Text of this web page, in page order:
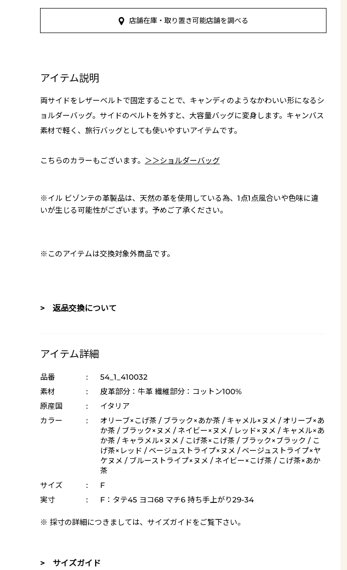
店舗在庫・取り置き可能店舗を調べる
アイテム説明
両サイドをレザーベルトで固定することで、キャンディのようなかわいい形になるシ
ョルダーバッグ。サイドのベルトを外すと、大容量バッグに変身します。キャンバス
素材で軽く、旅行バッグとしても使いやすいアイテムです。
こちらのカラーもございます。 ＞＞ショルダーバッグ
※イル ビゾンテの革製品は、天然の革を使用している為、1点1点風合いや色味に違
いが生じる可能性がございます。予めご了承ください。
※このアイテムは交換対象外商品です。
> 返品交換について
アイテム詳細
品番 :
54_1_410032
素材
:
皮革部分：牛革 繊維部分：コットン100%
原産国
:
イタリア
カラー
:
オリーブ×こげ茶 / ブラック×あか茶 / キャメル×ヌメ / オリーブ×あ
か茶 / ブラック×ヌメ / ネイビー×ヌメ / レッド×ヌメ / キャメル×あ
か茶 / キャラメル×ヌメ / こげ茶×こげ茶 / ブラック×ブラック / こ
げ茶×レッド / ベージュストライプ×ヌメ / ベージュストライプ×ヤ
ケヌメ / ブルーストライプ×ヌメ / ネイビー×こげ茶 / こげ茶×あか
茶
サイズ
:
F
実寸
: F：タテ45 ヨコ68 マチ6 持ち手上がり29-34
※ 採寸の詳細につきましては、 サイズガイドをご覧下さい。
> サイズガイド